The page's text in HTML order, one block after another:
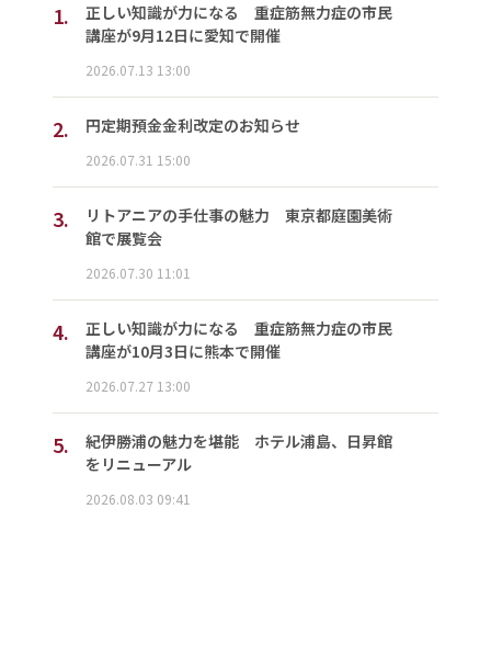
1.
正しい知識が力になる 重症筋無力症の市民
講座が9月12日に愛知で開催
2026.07.13 13:00
2. 円定期預金金利改定のお知らせ
2026.07.31 15:00
3.
リトアニアの手仕事の魅力 東京都庭園美術
館で展覧会
2026.07.30 11:01
4.
正しい知識が力になる 重症筋無力症の市民
講座が10月3日に熊本で開催
2026.07.27 13:00
5.
紀伊勝浦の魅力を堪能 ホテル浦島、日昇館
をリニューアル
2026.08.03 09:41